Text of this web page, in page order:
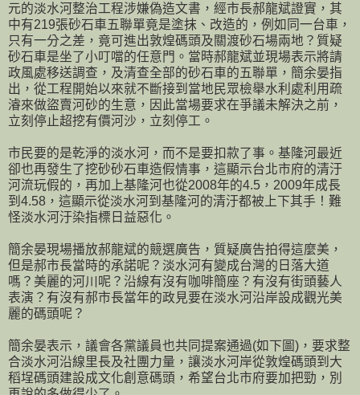
元的淡水河整治工程涉嫌偽造文書，經市長郝龍斌證實，其
中有219張砂石車五聯單竟是塗抹、改造的，例如同一台車，
只有一分之差，竟可進出敦煌碼頭及關渡砂石場兩地？質疑
砂石車是坐了小叮噹的任意門。當時郝龍斌並現場表示將請
政風處移送調查，及清查全部的砂石車的五聯單，簡余晏指
出，從工程開始以來就不斷接到當地民眾檢舉水利處利用疏
濬來做盜賣河砂的生意，因此當場要求在爭議未解決之前，
立刻停止超挖有價河沙，立刻停工。
市民要的是乾淨的淡水河，而不是要扣款了事。基隆河最近
卻也再發生了挖砂砂石車造假情事，這顯示台北市府的清汙
河流玩假的，再加上基隆河也從2008年的4.5，2009年成長
到4.58，這顯示從淡水河到基隆河的清汙都被上下其手！難
怪淡水河汙染指標日益惡化。
簡余晏現場播放郝龍斌的競選廣告，質疑廣告拍得這麼美，
但是郝市長當時的承諾呢？淡水河有變成台灣的日落大道
嗎？美麗的河川呢？沿線有沒有咖啡簡座？有沒有街頭藝人
表演？有沒有郝市長當年的政見要在淡水河沿岸設成觀光美
麗的碼頭呢？
簡余晏表示，議會各黨議員也共同提案通過(如下圖)，要求整
合淡水河沿線里長及社團力量，讓淡水河岸從敦煌碼頭到大
稻埕碼頭建設成文化創意碼頭，希望台北市府要加把勁，別